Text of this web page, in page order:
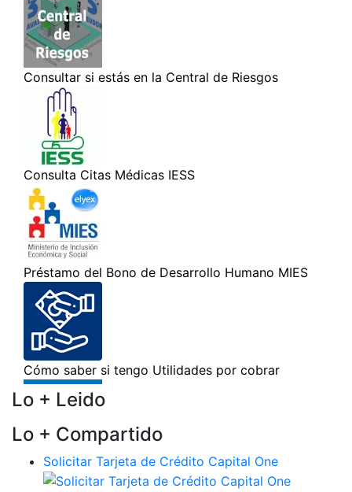
Lo + Leido
Lo + Compartido
Solicitar Tarjeta de Crédito Capital One